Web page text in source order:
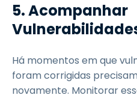
5.Acompanhar
Há momentos em que
foram corrigidas
novamente. Monitorar